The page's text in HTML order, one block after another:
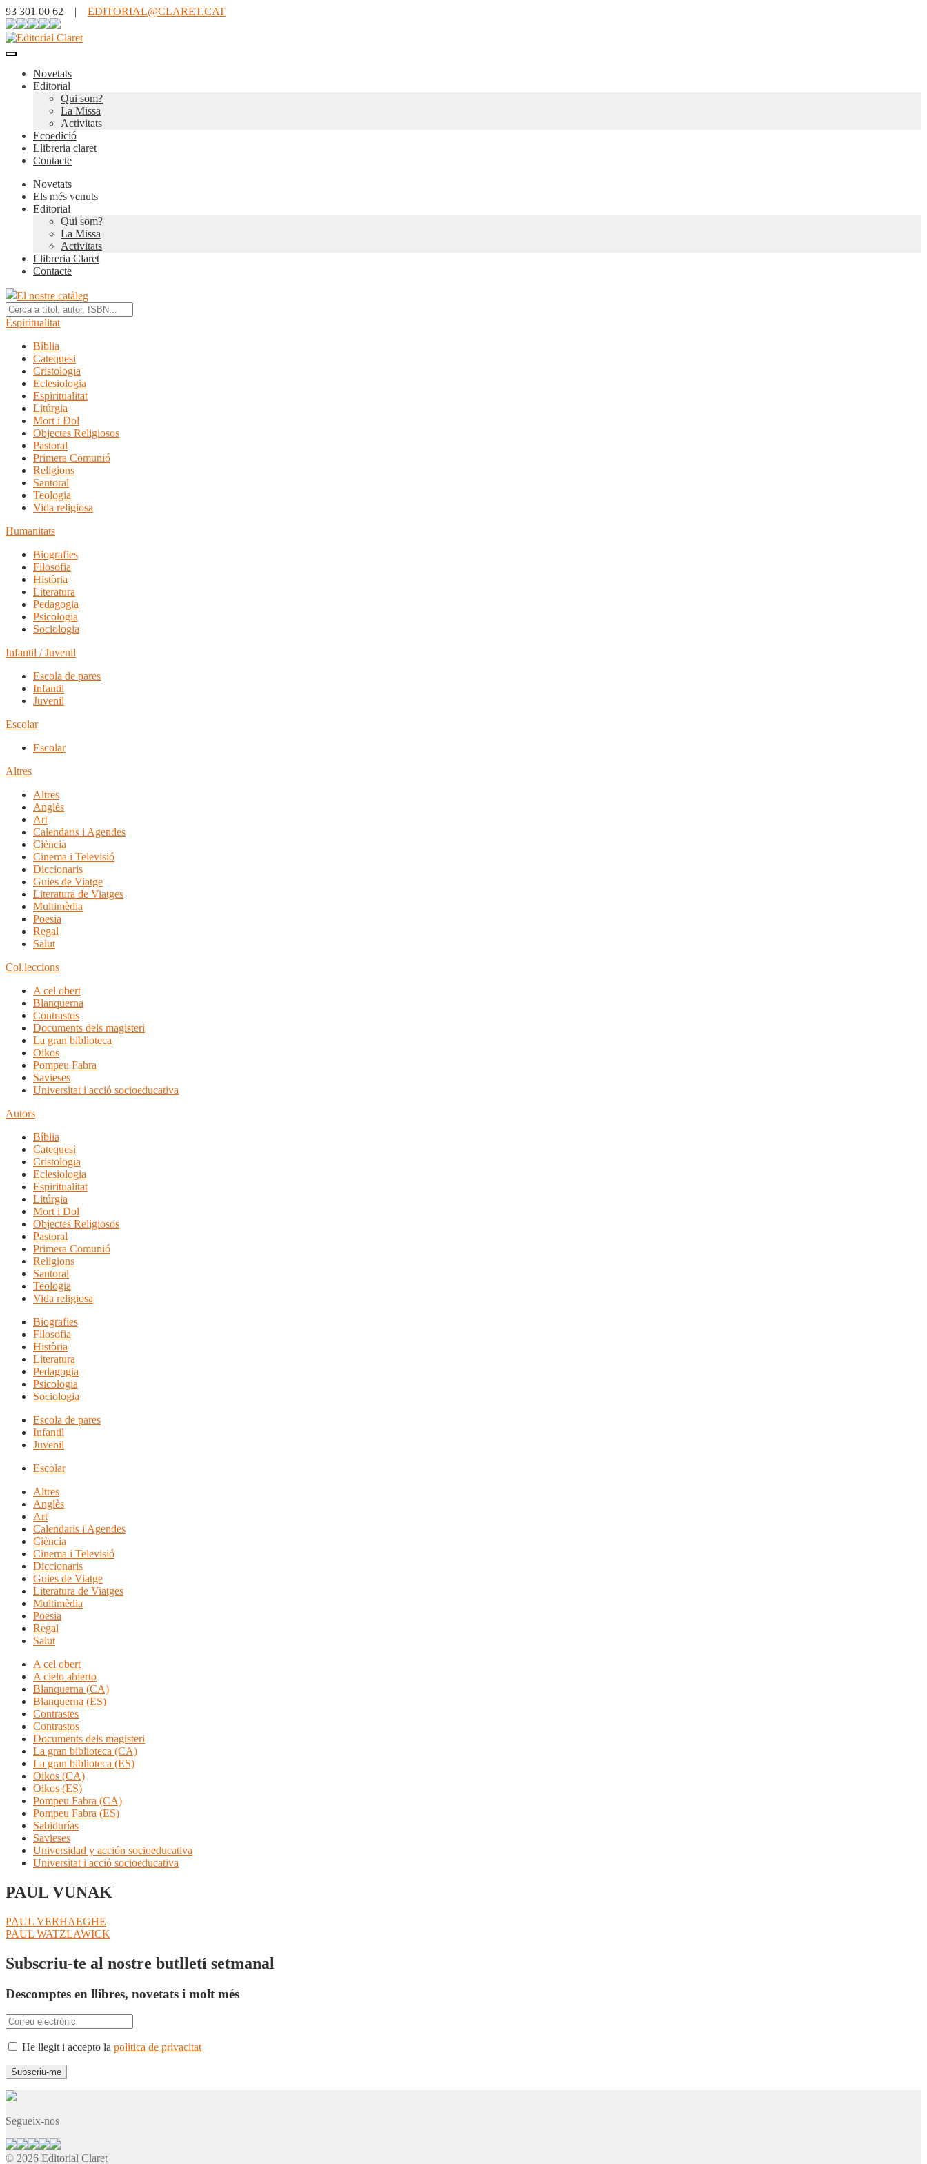
93 301 00 62 | EDITORIAL@CLARET.CAT
Novetats
Editorial
Qui som?
La Missa
Activitats
Ecoedició
Llibreria claret
Contacte
Novetats
Els més venuts
Editorial
Qui som?
La Missa
Activitats
Llibreria Claret
Contacte
El nostre catàleg
Espiritualitat
Bíblia
Catequesi
Cristologia
Eclesiologia
Espiritualitat
Litúrgia
Mort i Dol
Objectes Religiosos
Pastoral
Primera Comunió
Religions
Santoral
Teologia
Vida religiosa
Humanitats
Biografies
Filosofia
Història
Literatura
Pedagogia
Psicologia
Sociologia
Infantil / Juvenil
Escola de pares
Infantil
Juvenil
Escolar
Escolar
Altres
Altres
Anglès
Art
Calendaris i Agendes
Ciència
Cinema i Televisió
Diccionaris
Guies de Viatge
Literatura de Viatges
Multimèdia
Poesia
Regal
Salut
Col.leccions
A cel obert
Blanquerna
Contrastos
Documents dels magisteri
La gran biblioteca
Oikos
Pompeu Fabra
Savieses
Universitat i acció socioeducativa
Autors
Bíblia
Catequesi
Cristologia
Eclesiologia
Espiritualitat
Litúrgia
Mort i Dol
Objectes Religiosos
Pastoral
Primera Comunió
Religions
Santoral
Teologia
Vida religiosa
Biografies
Filosofia
Història
Literatura
Pedagogia
Psicologia
Sociologia
Escola de pares
Infantil
Juvenil
Escolar
Altres
Anglès
Art
Calendaris i Agendes
Ciència
Cinema i Televisió
Diccionaris
Guies de Viatge
Literatura de Viatges
Multimèdia
Poesia
Regal
Salut
A cel obert
A cielo abierto
Blanquerna (CA)
Blanquerna (ES)
Contrastes
Contrastos
Documents dels magisteri
La gran biblioteca (CA)
La gran biblioteca (ES)
Oikos (CA)
Oikos (ES)
Pompeu Fabra (CA)
Pompeu Fabra (ES)
Sabidurías
Savieses
Universidad y acción socioeducativa
Universitat i acció socioeducativa
PAUL VUNAK
Navegació
d'entrades
Entrada
anterior:
PAUL VERHAEGHE
Pròxima
PAUL WATZLAWICK
Subscriu-te al nostre butlletí setmanal
Descomptes en llibres, novetats i molt més
He llegit i accepto la política de privacitat
Segueix-nos
© 2026 Editorial Claret